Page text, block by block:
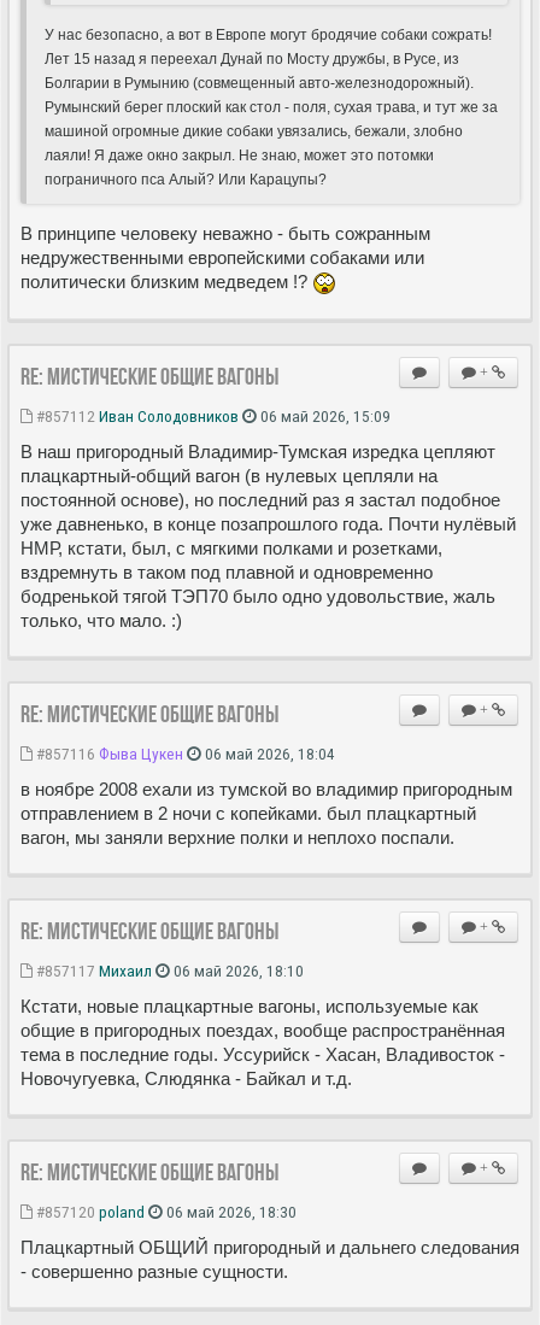
У нас безопасно, а вот в Европе могут бродячие собаки сожрать!
Лет 15 назад я переехал Дунай по Мосту дружбы, в Русе, из
Болгарии в Румынию (совмещенный авто-железнодорожный).
Румынский берег плоский как стол - поля, сухая трава, и тут же за
машиной огромные дикие собаки увязались, бежали, злобно
лаяли! Я даже окно закрыл. Не знаю, может это потомки
пограничного пса Алый? Или Карацупы?
В принципе человеку неважно - быть сожранным
недружественными европейскими собаками или
политически близким медведем !?
+
Re: Мистические ОБЩИЕ вагоны
#857112 Иван Солодовников 06 май 2026, 15:09
В наш пригородный Владимир-Тумская изредка цепляют
плацкартный-общий вагон (в нулевых цепляли на
постоянной основе), но последний раз я застал подобное
уже давненько, в конце позапрошлого года. Почти нулëвый
НМР, кстати, был, с мягкими полками и розетками,
вздремнуть в таком под плавной и одновременно
бодренькой тягой ТЭП70 было одно удовольствие, жаль
только, что мало. :)
+
Re: Мистические ОБЩИЕ вагоны
#857116 Фыва Цукен 06 май 2026, 18:04
в ноябре 2008 ехали из тумской во владимир пригородным
отправлением в 2 ночи с копейками. был плацкартный
вагон, мы заняли верхние полки и неплохо поспали.
+
Re: Мистические ОБЩИЕ вагоны
#857117 Михаил 06 май 2026, 18:10
Кстати, новые плацкартные вагоны, используемые как
общие в пригородных поездах, вообще распространённая
тема в последние годы. Уссурийск - Хасан, Владивосток -
Новочугуевка, Слюдянка - Байкал и т.д.
+
Re: Мистические ОБЩИЕ вагоны
#857120 poland 06 май 2026, 18:30
Плацкартный ОБЩИЙ пригородный и дальнего следования
- совершенно разные сущности.